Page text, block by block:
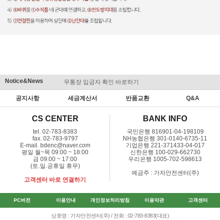
Notice&News 무통장 입금자 확인 바로하기
공지사항 세금계산서 반품교환 Q&A
CS CENTER
tel. 02-783-8383
fax. 02-783-9797
E-mail. bdenc@naver.com
평일 월~목 09:00 ~ 18:00
금 09:00 ~ 17:00
(토.일.공휴일 휴무)
고객센터 바로 연결하기
BANK INFO
국민은행 816901-04-198109
NH농협은행 301-0140-6735-11
기업은행 221-371433-04-017
신한은행 100-029-662730
우리은행 1005-702-598613
예금주 : 가자안전센터(주)
PC버전 이용안내 개인정보처리방침 이용약관 고객센터
상호명 : 가자안전센터(주) / 전화 : 02-783-8383(대표)